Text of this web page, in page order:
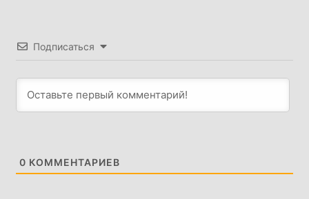
Подписаться
0 КОММЕНТАРИЕВ